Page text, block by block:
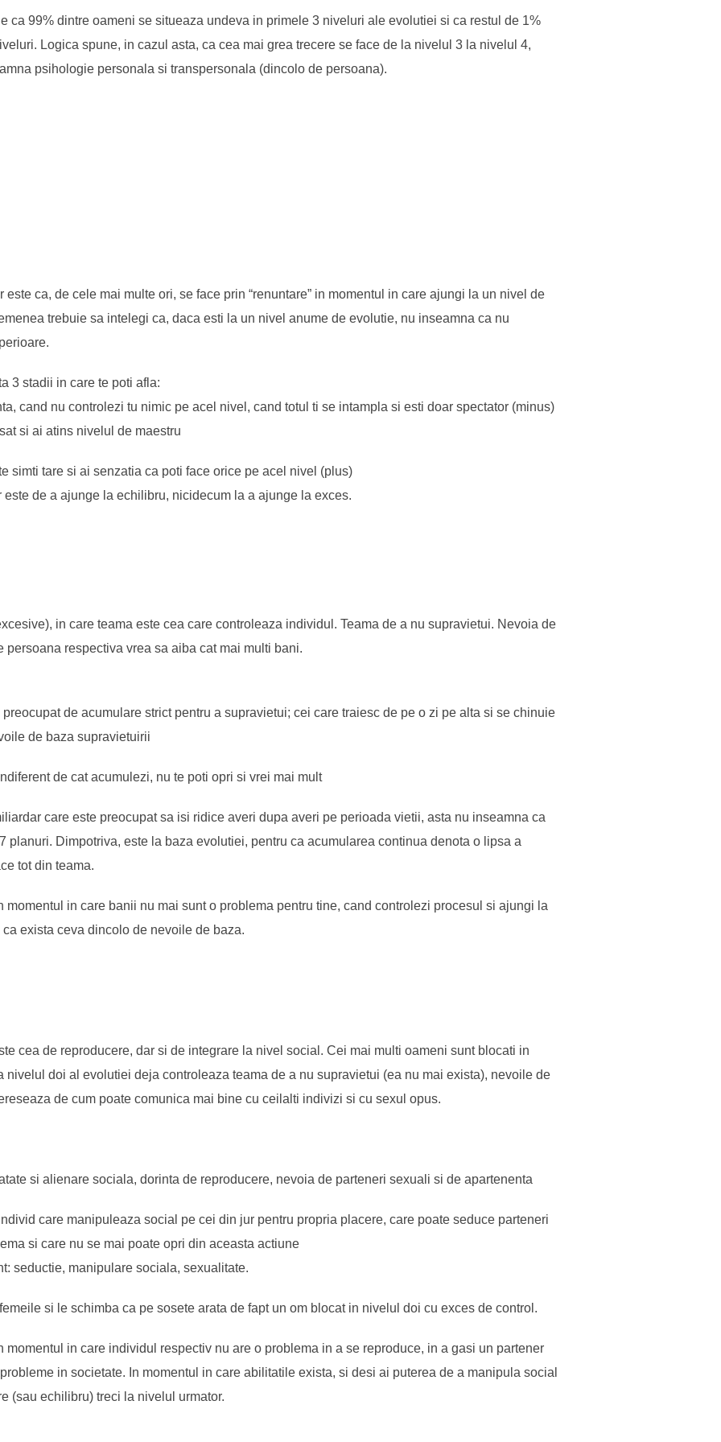
ca 99% dintre oameni se situeaza undeva in primele 3 niveluri ale evolutiei si ca restul de 1%
Logica spune, in cazul asta, ca cea mai grea trecere se face de la nivelul 3 la nivelul 4,
psihologie personala si transpersonala (dincolo de persoana).
ca, de cele mai multe ori, se face prin “renuntare” in momentul in care ajungi la un nivel de
trebuie sa intelegi ca, daca esti la un nivel anume de evolutie, nu inseamna ca nu
3 stadii in care te poti afla:
cand nu controlezi tu nimic pe acel nivel, cand totul ti se intampla si esti doar spectator (minus)
si ai atins nivelul de maestru
simti tare si ai senzatia ca poti face orice pe acel nivel (plus)
de a ajunge la echilibru, nicidecum la a ajunge la exces.
in care teama este cea care controleaza individul. Teama de a nu supravietui. Nevoia de
persoana respectiva vrea sa aiba cat mai multi bani.
de acumulare strict pentru a supravietui; cei care traiesc de pe o zi pe alta si se chinuie
de baza supravietuirii
de cat acumulezi, nu te poti opri si vrei mai mult
care este preocupat sa isi ridice averi dupa averi pe perioada vietii, asta nu inseamna ca
planuri. Dimpotriva, este la baza evolutiei, pentru ca acumularea continua denota o lipsa a
tot din teama.
in care banii nu mai sunt o problema pentru tine, cand controlezi procesul si ajungi la
exista ceva dincolo de nevoile de baza.
cea de reproducere, dar si de integrare la nivel social. Cei mai multi oameni sunt blocati in
doi al evolutiei deja controleaza teama de a nu supravietui (ea nu mai exista), nevoile de
de cum poate comunica mai bine cu ceilalti indivizi si cu sexul opus.
si alienare sociala, dorinta de reproducere, nevoia de parteneri sexuali si de apartenenta
care manipuleaza social pe cei din jur pentru propria placere, care poate seduce parteneri
si care nu se mai poate opri din aceasta actiune
seductie, manipulare sociala, sexualitate.
si le schimba ca pe sosete arata de fapt un om blocat in nivelul doi cu exces de control.
in care individul respectiv nu are o problema in a se reproduce, in a gasi un partener
in societate. In momentul in care abilitatile exista, si desi ai puterea de a manipula social
(sau echilibru) treci la nivelul urmator.